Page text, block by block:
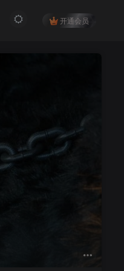
开通会员